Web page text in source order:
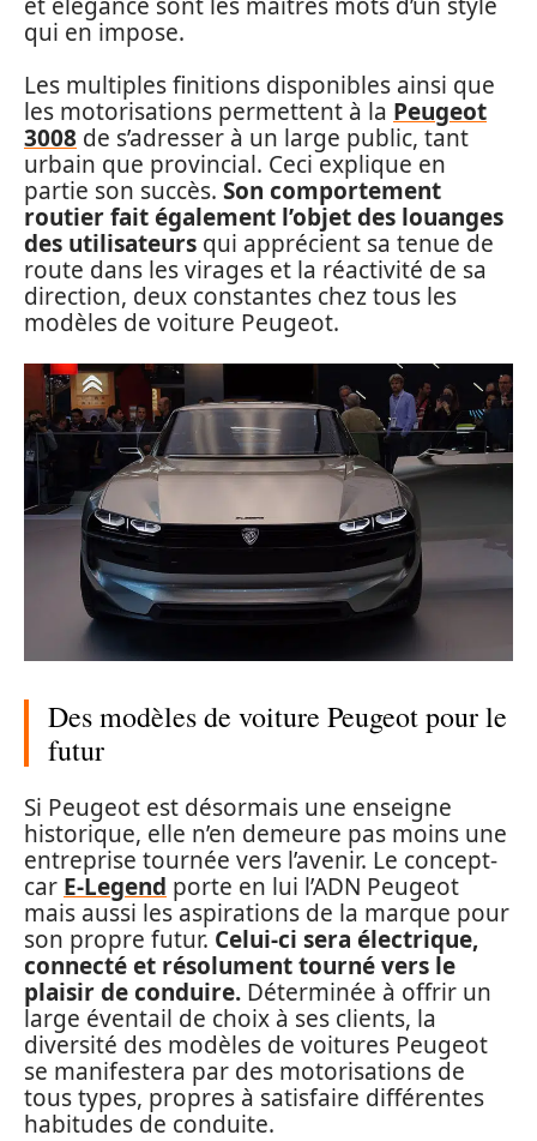
qui en impose.
Les multiples finitions disponibles ainsi que
les motorisations permettent à la Peugeot
3008 de s’adresser à un large public, tant
urbain que provincial. Ceci explique en
partie son succès. Son comportement
routier fait également l’objet des louanges
des utilisateurs qui apprécient sa tenue de
route dans les virages et la réactivité de sa
direction, deux constantes chez tous les
modèles de voiture Peugeot.
Des modèles de voiture Peugeot pour le
futur
Si Peugeot est désormais une enseigne
historique, elle n’en demeure pas moins une
entreprise tournée vers l’avenir. Le concept-
car E-Legend porte en lui l’ADN Peugeot
mais aussi les aspirations de la marque pour
son propre futur. Celui-ci sera électrique,
connecté et résolument tourné vers le
plaisir de conduire. Déterminée à offrir un
large éventail de choix à ses clients, la
diversité des modèles de voitures Peugeot
se manifestera par des motorisations de
tous types, propres à satisfaire différentes
habitudes de conduite.